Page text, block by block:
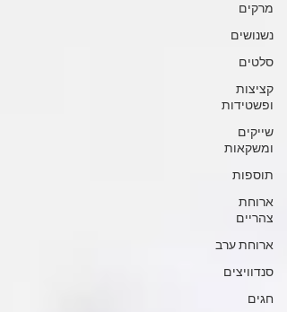
מרקים
נשנושים
סלטים
קציצות
ופשטידות
שייקים
ומשקאות
תוספות
ארוחת
צהריים
ארוחת ערב
סנדוויצים
חגים